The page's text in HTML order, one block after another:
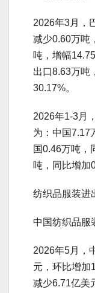
2026年3月，
减少0.60万吨
吨，增幅
出口8.63万吨
30.17%。
2026年1-3月
为：中国7.17
国0.46万吨，
吨，同比增加
纺织品服装进
中国纺织品服
2026年5月，
元，环比增加
减少6.71亿美